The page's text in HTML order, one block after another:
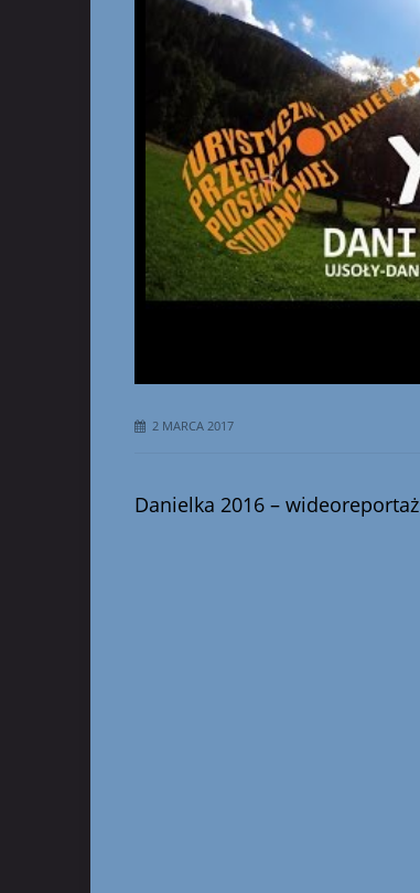
2 MARCA 2017
Danielka 2016 – wideoreportaż